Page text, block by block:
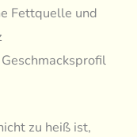
Fettquelle und
zu heiß ist,